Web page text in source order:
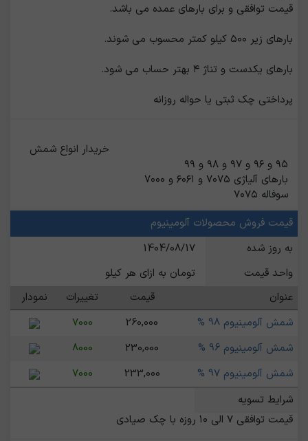
پرداختی چک ثبتی یا حواله روزانه
سوفاله ۷۰۷۵
قیمت فروش محصولات آلومینیوم
به روز شده
1404/08/17
واحد قیمت
تومان به ازای هر کیلو
عنوان
قیمت تغییرات
نمودار
شمش آلومینیوم 98 %
260,000
7000
شمش آلومینیوم 96 %
230,000
8000
شمش آلومینیوم 97 %
233,000
7000
شرایط تسویه
قیمت توافقی ۷ الی ۱۰ روزه با چک صیادی